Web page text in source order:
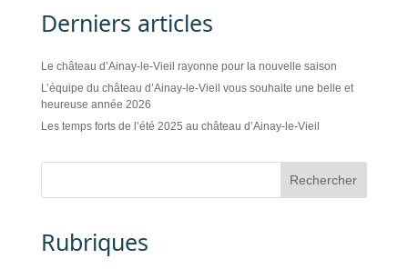
Derniers articles
Le château d’Ainay-le-Vieil rayonne pour la nouvelle saison
L’équipe du château d’Ainay-le-Vieil vous souhaite une belle et
heureuse année 2026
Les temps forts de l’été 2025 au château d’Ainay-le-Vieil
Rubriques